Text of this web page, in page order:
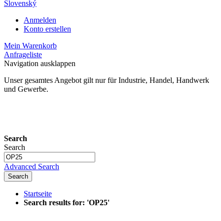
Slovenský
Anmelden
Konto erstellen
Mein Warenkorb
Anfrageliste
Navigation ausklappen
Unser gesamtes Angebot gilt nur für Industrie, Handel, Handwerk
und Gewerbe.
Search
Search
Advanced Search
Search
Startseite
Search results for: 'OP25'